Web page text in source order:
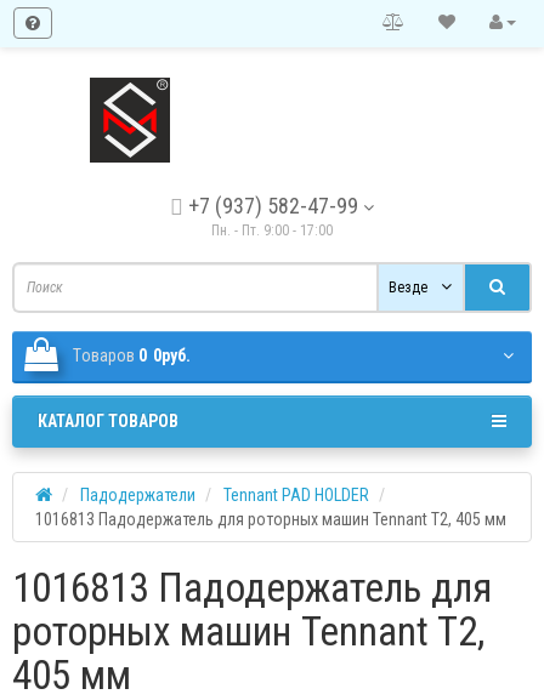
+7 (937) 582-47-99
Пн. - Пт. 9:00 - 17:00
Везде
Tоваров 0 0руб.
КАТАЛОГ ТОВАРОВ
Падодержатели
Tennant PAD HOLDER
1016813 Падодержатель для роторных машин Tennant T2, 405 мм
1016813 Падодержатель для
роторных машин Tennant T2,
405 мм